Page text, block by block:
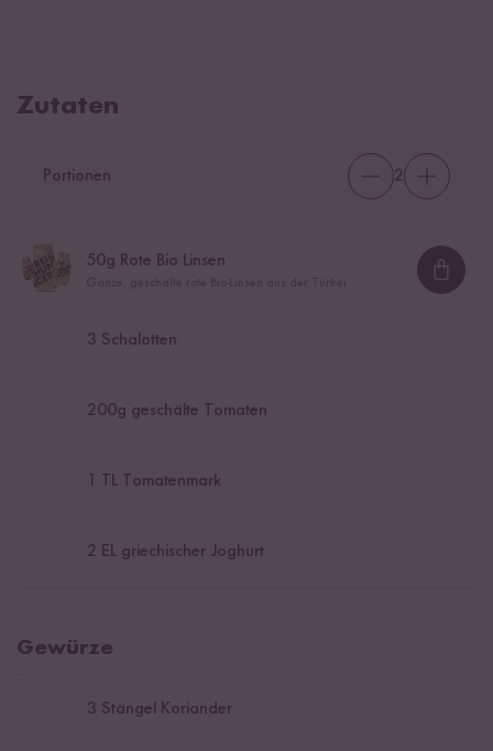
Zutaten
Portionen 2
50g Rote Bio Linsen
3 Schalotten
200g geschälte Tomaten
1 TL Tomatenmark
2 EL griechischer Joghurt
Gewürze
3 Stängel Koriander